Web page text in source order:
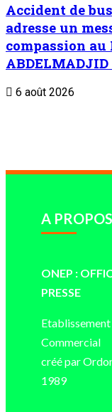
Accident de
adresse un
compassion
ABDELMADJID
6 août 2026
A
ONEP :
PRESSE
Commercial
créé par
1989